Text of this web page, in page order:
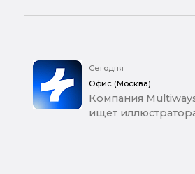
Сегодня
Офис (Москва)
Компания
ищет